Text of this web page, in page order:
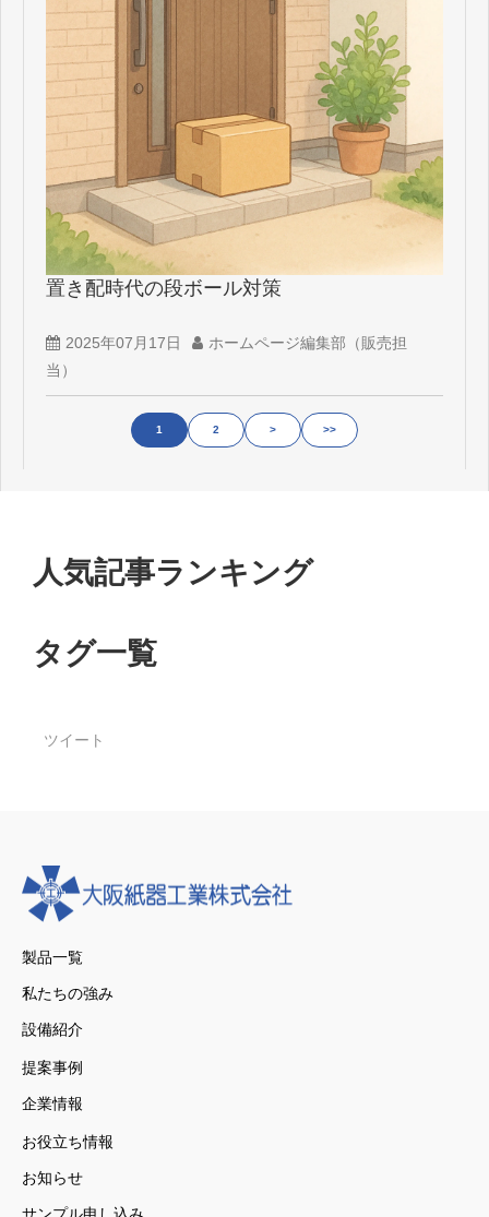
置き配時代の段ボール対策
2025年07月17日
ホームページ編集部（販売担
当）
1 2 > >>
人気記事ランキング
タグ一覧
ツイート
製品一覧
私たちの強み
設備紹介
提案事例
企業情報
お役立ち情報
お知らせ